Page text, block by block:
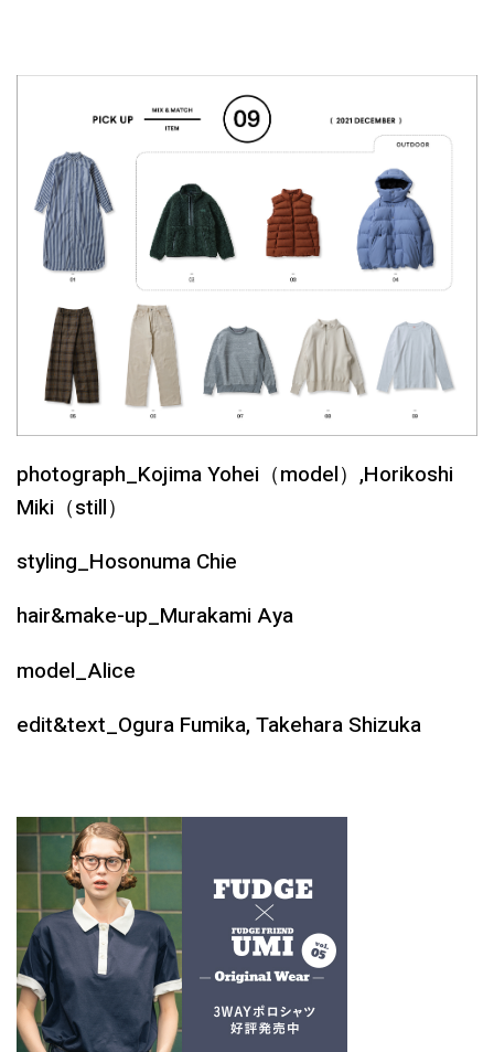
photograph_Kojima Yohei（model）,Horikoshi
Miki（still）
styling_Hosonuma Chie
hair&make-up_Murakami Aya
model_Alice
edit&text_Ogura Fumika, Takehara Shizuka